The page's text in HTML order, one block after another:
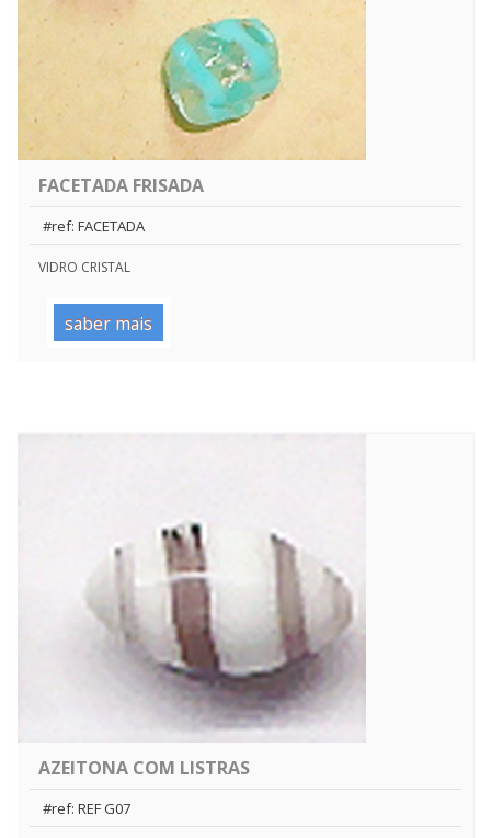
FACETADA FRISADA
#ref: FACETADA
VIDRO CRISTAL
saber mais
AZEITONA COM LISTRAS
#ref: REF G07